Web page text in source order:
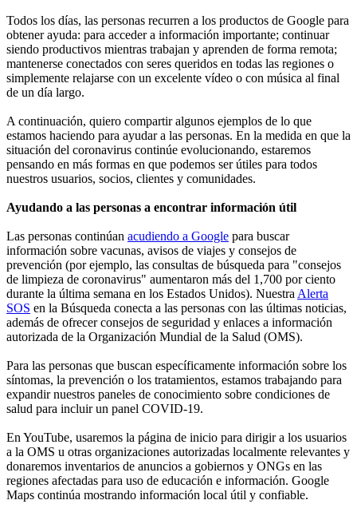
Todos los días, las personas recurren a los productos de Google para
obtener ayuda: para acceder a información importante; continuar
siendo productivos mientras trabajan y aprenden de forma remota;
mantenerse conectados con seres queridos en todas las regiones o
simplemente relajarse con un excelente vídeo o con música al final
de un día largo.
A continuación, quiero compartir algunos ejemplos de lo que
estamos haciendo para ayudar a las personas. En la medida en que la
situación del coronavirus continúe evolucionando, estaremos
pensando en más formas en que podemos ser útiles para todos
nuestros usuarios, socios, clientes y comunidades.
Ayudando a las personas a encontrar información útil
Las personas continúan acudiendo a Google para buscar
información sobre vacunas, avisos de viajes y consejos de
prevención (por ejemplo, las consultas de búsqueda para "consejos
de limpieza de coronavirus" aumentaron más del 1,700 por ciento
durante la última semana en los Estados Unidos). NuestraAlerta
SOS en la Búsqueda conecta a las personas con las últimas noticias,
además de ofrecer consejos de seguridad y enlaces a información
autorizada de la Organización Mundial de la Salud (OMS).
Para las personas que buscan específicamente información sobre los
síntomas, la prevención o los tratamientos, estamos trabajando para
expandir nuestros paneles de conocimiento sobre condiciones de
salud para incluir un panel COVID-19.
En YouTube, usaremos la página de inicio para dirigir a los usuarios
a la OMS u otras organizaciones autorizadas localmente relevantes y
donaremos inventarios de anuncios a gobiernos y ONGs en las
regiones afectadas para uso de educación e información. Google
Maps continúa mostrando información local útil y confiable.